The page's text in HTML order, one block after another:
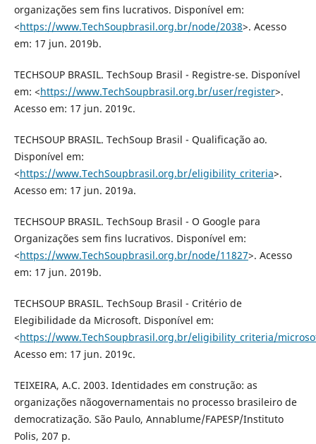
organizações sem fins lucrativos. Disponível em:
<https://www.TechSoupbrasil.org.br/node/2038>. Acesso
em: 17 jun. 2019b.
TECHSOUP BRASIL. TechSoup Brasil - Registre-se. Disponível
em: <https://www.TechSoupbrasil.org.br/user/register>.
Acesso em: 17 jun. 2019c.
TECHSOUP BRASIL. TechSoup Brasil - Qualificação ao.
Disponível em:
<https://www.TechSoupbrasil.org.br/eligibility_criteria>.
Acesso em: 17 jun. 2019a.
TECHSOUP BRASIL. TechSoup Brasil - O Google para
Organizações sem fins lucrativos. Disponível em:
<https://www.TechSoupbrasil.org.br/node/11827>. Acesso
em: 17 jun. 2019b.
TECHSOUP BRASIL. TechSoup Brasil - Critério de
Elegibilidade da Microsoft. Disponível em:
<https://www.TechSoupbrasil.org.br/eligibility_criteria/
Acesso em: 17 jun. 2019c.
TEIXEIRA, A.C. 2003. Identidades em construção: as
organizações nãogovernamentais no processo brasileiro de
democratização. São Paulo, Annablume/FAPESP/Instituto
Polis, 207 p.